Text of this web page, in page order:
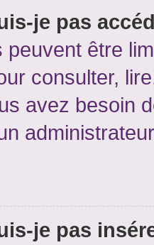
je pas
peuvent être
consulter,
avez besoin
je pas